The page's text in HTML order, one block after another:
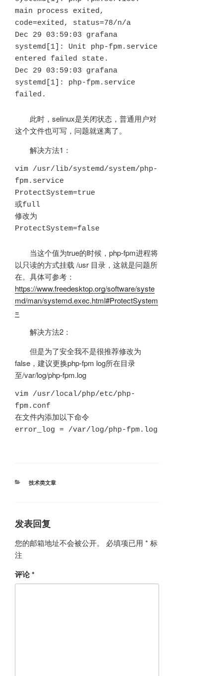
main process exited,
code=exited, status=78/n/a
Dec 29 03:59:03 grafana
systemd[1]: Unit php-fpm.service
entered failed state.
Dec 29 03:59:03 grafana
systemd[1]: php-fpm.service
failed.
此时，selinux是关闭状态，普通用户对
这个文件也可写，问题就迷离了。
解决方法1：
vim /usr/lib/systemd/system/php-
fpm.service
ProtectSystem=true
或full
修改为
ProtectSystem=false
当这个值为true的时候，php-fpm进程将
以只读的方式挂载 /usr 目录，这就是问题所
在。具体可参考：
https://www.freedesktop.org/software/syste
md/man/systemd.exec.html#ProtectSystem
=
解决方法2：
但是为了安全我不是很推荐修改为
false，建议更换php-fpm log所在目录
至/var/log/php-fpm.log
vim /usr/local/php/etc/php-
fpm.conf
在文件内添加以下命令
error_log = /var/log/php-fpm.log
分
技术类文章
发表回复
您的邮箱地址不会被公开。 必填项已用 * 标
注
评论*